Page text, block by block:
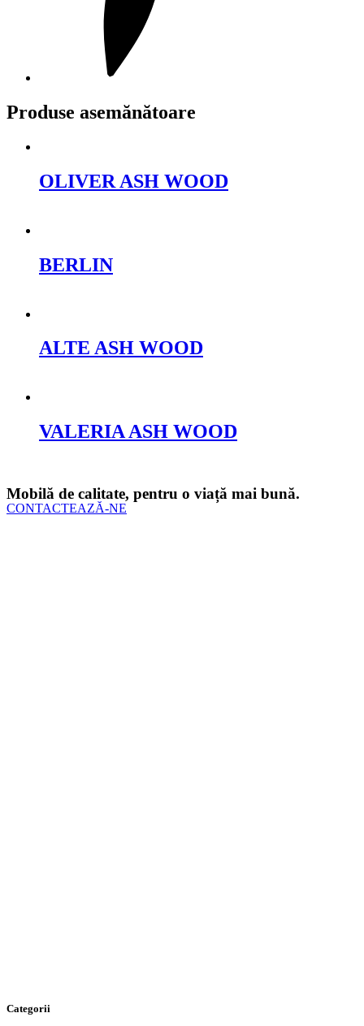
Produse asemănătoare
OLIVER ASH WOOD
BERLIN
ALTE ASH WOOD
VALERIA ASH WOOD
Mobilă de calitate, pentru o viață mai bună.
CONTACTEAZĂ-NE
Categorii